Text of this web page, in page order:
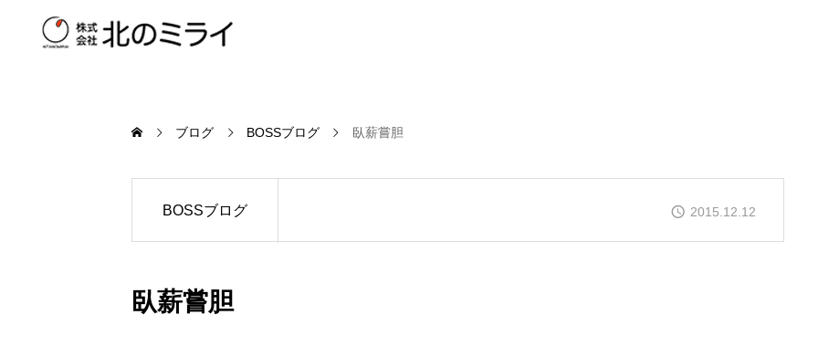
ブログ BOSSブログ 臥薪嘗胆
BOSSブログ 2015.12.12
臥薪嘗胆